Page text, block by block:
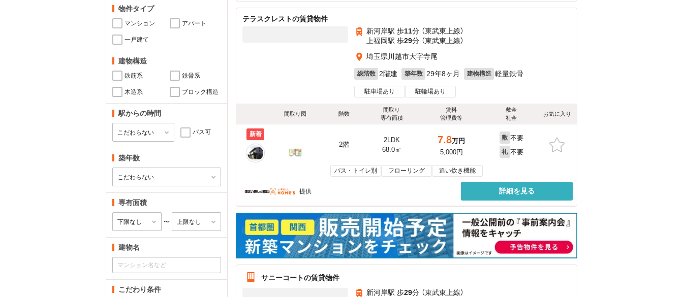
物件タイプ
マンション アパート
一戸建て
建物構造
鉄筋系 鉄骨系
木造系 ブロック構造
駅からの時間
バス可
築年数
専有面積
〜
建物名
こだわり条件
テラスクレストの賃貸物件
新河岸駅 歩11分 （東武東上線）
上福岡駅 歩29分 （東武東上線）
埼玉県川越市大字寺尾
総階数 2階建 築年数 29年8ヶ月 建物構造 軽量鉄骨
駐車場あり 駐輪場あり
間取り図 階数
間取り
専有面積
賃料
管理費等
敷金
礼金
お気に入り
新着
2階
2LDK
68.0㎡
7.8万円
5,000円
敷 不要
礼 不要
バス・トイレ別 フローリング 追い炊き機能
提供 詳細を見る
サニーコートの賃貸物件
新河岸駅 歩29分 （東武東上線）